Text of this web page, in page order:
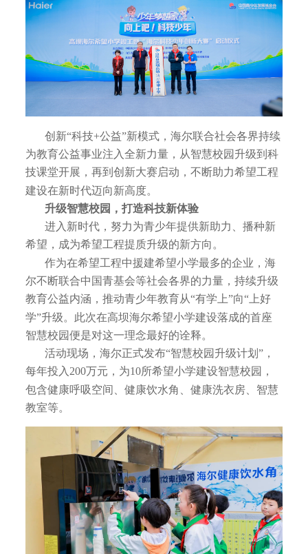
创新“科技+公益”新模式，海尔联合社会各界持续
为教育公益事业注入全新力量，从智慧校园升级到科
技课堂开展，再到创新大赛启动，不断助力希望工程
建设在新时代迈向新高度。
升级智慧校园，打造科技新体验
进入新时代，努力为青少年提供新助力、播种新
希望，成为希望工程提质升级的新方向。
作为在希望工程中援建希望小学最多的企业，海
尔不断联合中国青基会等社会各界的力量，持续升级
教育公益内涵，推动青少年教育从“有学上”向“上好
学”升级。此次在高坝海尔希望小学建设落成的首座
智慧校园便是对这一理念最好的诠释。
活动现场，海尔正式发布“智慧校园升级计划”，
每年投入200万元，为10所希望小学建设智慧校园，
包含健康呼吸空间、健康饮水角、健康洗衣房、智慧
教室等。